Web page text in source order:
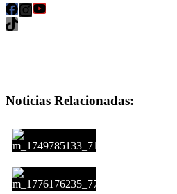
Noticias Relacionadas: